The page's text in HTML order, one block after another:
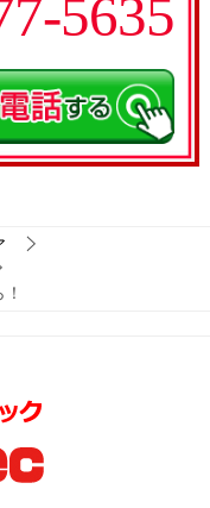
5635